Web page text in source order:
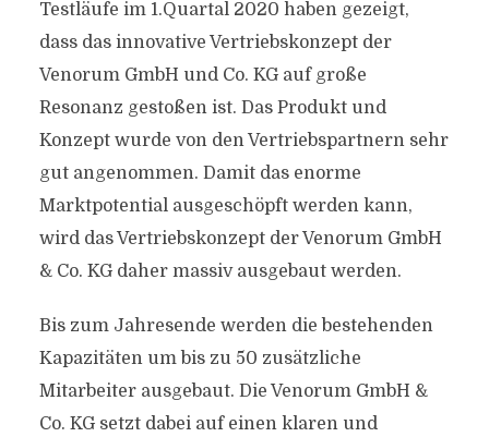
Testläufe im 1.Quartal 2020 haben gezeigt,
dass das innovative Vertriebskonzept der
Venorum GmbH und Co. KG auf große
Resonanz gestoßen ist. Das Produkt und
Konzept wurde von den Vertriebspartnern sehr
gut angenommen. Damit das enorme
Marktpotential ausgeschöpft werden kann,
wird das Vertriebskonzept der Venorum GmbH
& Co. KG daher massiv ausgebaut werden.
Bis zum Jahresende werden die bestehenden
Kapazitäten um bis zu 50 zusätzliche
Mitarbeiter ausgebaut. Die Venorum GmbH &
Co. KG setzt dabei auf einen klaren und